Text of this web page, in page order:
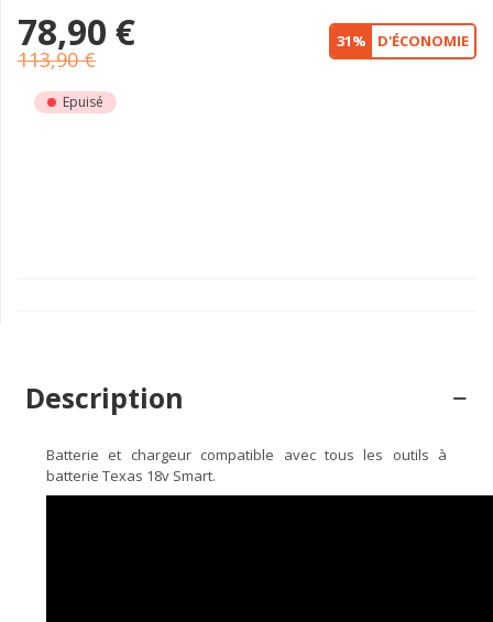
78,90 €
113,90 €
31% D'ÉCONOMIE
Epuisé
Description
Batterie et chargeur compatible avec tous les outils à
batterie Texas 18v Smart.